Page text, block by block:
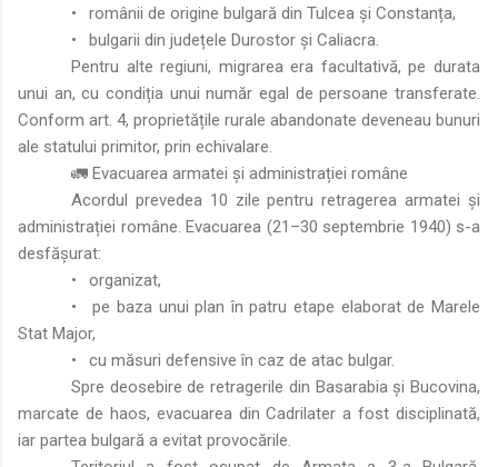
•
românii de origine bulgară din Tulcea și Constanța,
•
bulgarii din județele Durostor și Caliacra.
Pentru alte regiuni, migrarea era facultativă, pe durata
unui an, cu condiția unui număr egal de persoane transferate.
Conform art. 4, proprietățile rurale abandonate deveneau bunuri
ale statului primitor, prin echivalare.
🚛 Evacuarea armatei și administrației române
Acordul prevedea 10 zile pentru retragerea armatei și
administrației române. Evacuarea (21–30 septembrie 1940) s-a
desfășurat:
•
organizat,
•
pe baza unui plan în patru etape elaborat de Marele
Stat Major,
•
cu măsuri defensive în caz de atac bulgar.
Spre deosebire de retragerile din Basarabia și Bucovina,
marcate de haos, evacuarea din Cadrilater a fost disciplinată,
iar partea bulgară a evitat provocările.